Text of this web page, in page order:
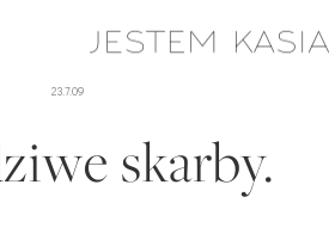
23.7.09
skarby.